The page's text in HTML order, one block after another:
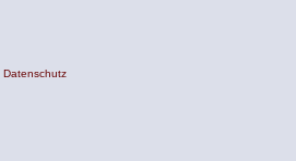
Datenschutz